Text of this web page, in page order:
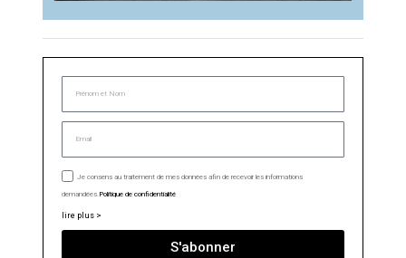
Je consens au traitement de mes données afin de recevoir les informations
demandées.Politique de confidentialité
lire plus >
S'abonner